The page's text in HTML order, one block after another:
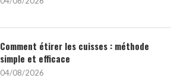
Comment étirer les cuisses : méthode
simple et efficace
04/08/2026